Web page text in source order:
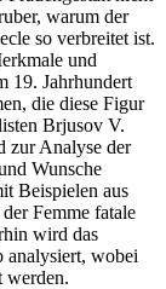
warum der
so verbreitet ist.
und
19. Jahrhundert
die diese Figur
Brjusov V.
zur Analyse der
Wunsche
Beispielen aus
Femme fatale
wird das
analysiert, wobei
werden.